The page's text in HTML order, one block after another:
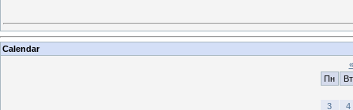
Calendar
«
Пн
Вт
3
4